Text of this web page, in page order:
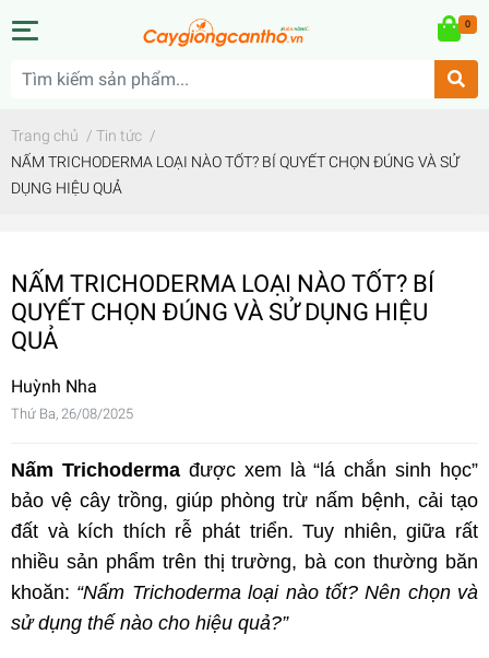
0
Trang chủ / Tin tức /
NẤM TRICHODERMA LOẠI NÀO TỐT? BÍ QUYẾT CHỌN ĐÚNG VÀ SỬ
DỤNG HIỆU QUẢ
NẤM TRICHODERMA LOẠI NÀO TỐT? BÍ
QUYẾT CHỌN ĐÚNG VÀ SỬ DỤNG HIỆU
QUẢ
Huỳnh Nha
Thứ Ba, 26/08/2025
Nấm Trichodermađược xem là “lá chắn sinh học”
bảo vệ cây trồng, giúp phòng trừ nấm bệnh, cải tạo
đất và kích thích rễ phát triển. Tuy nhiên, giữa rất
nhiều sản phẩm trên thị trường, bà con thường băn
khoăn: “Nấm Trichoderma loại nào tốt? Nên chọn và
sử dụng thế nào cho hiệu quả?”